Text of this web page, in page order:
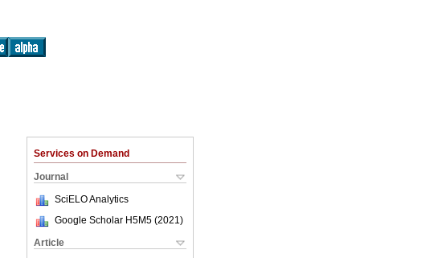
Services on Demand
Journal
SciELO Analytics
Google Scholar H5M5 (2021 )
Article